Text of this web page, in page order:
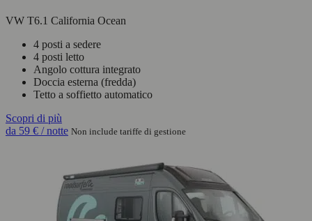
VW T6.1 California Ocean
4 posti a sedere
4 posti letto
Angolo cottura integrato
Doccia esterna (fredda)
Tetto a soffietto automatico
Scopri di più
da 59 € / notte Non include tariffe di gestione